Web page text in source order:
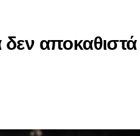
αποκαθιστά